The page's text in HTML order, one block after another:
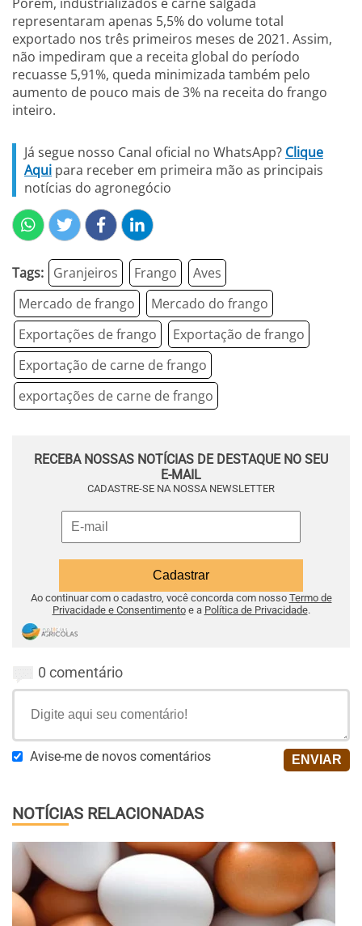
representaram apenas 5,5% do volume total
exportado nos três primeiros meses de 2021. Assim,
não impediram que a receita global do período
recuasse 5,91%, queda minimizada também pelo
aumento de pouco mais de 3% na receita do frango
inteiro.
Já segue nosso Canal oficial no WhatsApp? Clique
Aqui para receber em primeira mão as principais
notícias do agronegócio
Tags: Granjeiros Frango
Aves
Mercado de frango
Mercado do frango
Exportações de frango
Exportação de frango
Exportação de carne de frango
exportações de carne de frango
RECEBA NOSSAS NOTÍCIAS DE DESTAQUE NO SEU
E-MAIL
CADASTRE-SE NA NOSSA NEWSLETTER
Ao continuar com o cadastro, você concorda com nosso Termo de
Privacidade e Consentimentoe a Política de Privacidade.
0 comentário
Avise-me de novos comentários
NOTÍCIAS RELACIONADAS